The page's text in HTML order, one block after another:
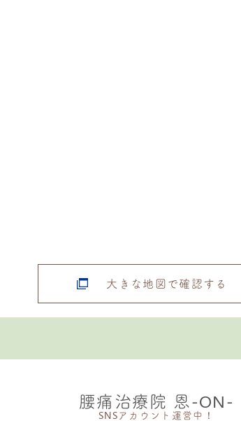
大きな地図で確認する
腰痛治療院 恩-ON-
SNSアカウント運営中！